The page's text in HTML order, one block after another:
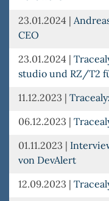
23.01.2024 |
CEO
23.01.2024 |
studio und RZ/T2
11.12.2023 |
06.12.2023 |
01.11.2023 |
von DevAlert
12.09.2023 |